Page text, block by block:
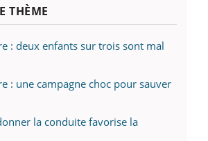
THÈME
: deux enfants sur trois sont mal
: une campagne choc pour sauver
la conduite favorise la